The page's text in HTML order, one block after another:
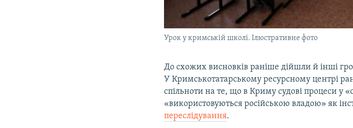
Урок у кримській школі. Ілюстративне фото
До схожих висновків раніше дійшли й інші
У Кримськотатарському ресурсному центрі
спільноти на те, що в Криму судові процеси у
«використовуються російською владою» як
переслідування.